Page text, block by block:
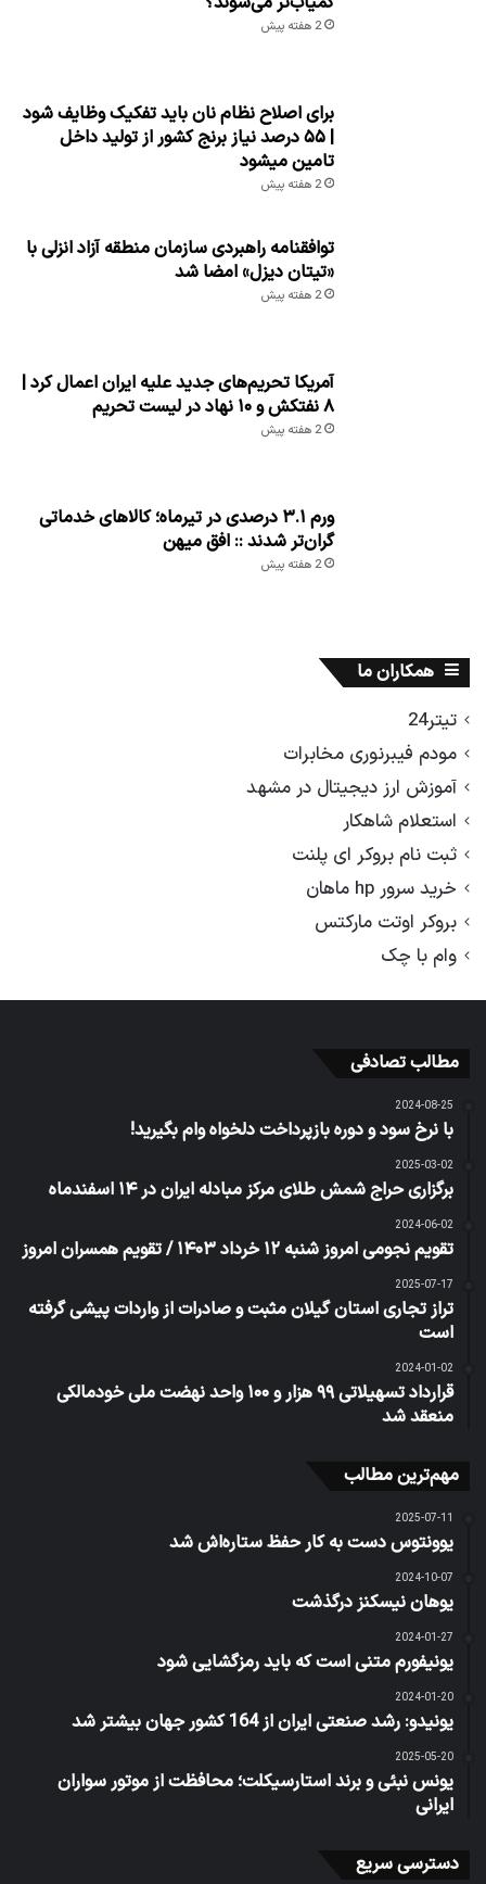
2 هفته پیش
برای اصلاح نظام نان باید تفکیک وظایف شود
| ۵۵ درصد نیاز برنج کشور از تولید داخل
تامین میشود
2 هفته پیش
توافقنامه راهبردی سازمان منطقه آزاد انزلی با
«تیتان دیزل» امضا شد
2 هفته پیش
آمریکا تحریم‌های جدید علیه ایران اعمال کرد |
۸ نفتکش و ۱۰ نهاد در لیست تحریم
2 هفته پیش
ورم ۳.۱ درصدی در تیرماه؛ کالاهای خدماتی
گران‌تر شدند :: افق میهن
2 هفته پیش
همکاران ما
تیتر24
مودم فیبرنوری مخابرات
آموزش ارز دیجیتال در مشهد
استعلام شاهکار
ثبت نام بروکر ای پلنت
خرید سرور hp ماهان
بروکر اوتت مارکتس
وام با چک
مطالب تصادفی
2024-08-25
با نرخ سود و دوره بازپرداخت دلخواه وام بگیرید!
2025-03-02
برگزاری حراج شمش طلای مرکز مبادله ایران در ۱۴ اسفندماه
2024-06-02
تقویم نجومی امروز شنبه ۱۲ خرداد ۱۴۰۳ / تقویم همسران امروز
2025-07-17
تراز تجاری استان گیلان مثبت و صادرات از واردات پیشی گرفته
است
2024-01-02
قرارداد تسهیلاتی ۹۹ هزار و ۱۰۰ واحد نهضت ملی خودمالکی
منعقد شد
مهم‌ترین مطالب
2025-07-11
یوونتوس دست به کار حفظ ستاره‌اش شد
2024-10-07
یوهان نیسکنز درگذشت
2024-01-27
یونیفورم متنی است که باید رمزگشایی شود
2024-01-20
یونیدو: رشد صنعتی ایران از 164 کشور جهان بیشتر شد
2025-05-20
یونس نبئی و برند استارسیکلت؛ محافظت از موتور سواران
ایرانی
دسترسی سریع